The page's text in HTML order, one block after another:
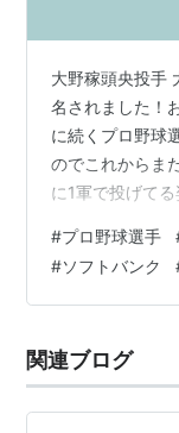
大野稼頭央投手
名されました！
に続くプロ野球
のでこれからま
に1軍で投げて
#プロ野球選手
#ソフトバンク
関連ブログ